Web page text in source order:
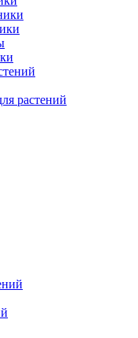
растений